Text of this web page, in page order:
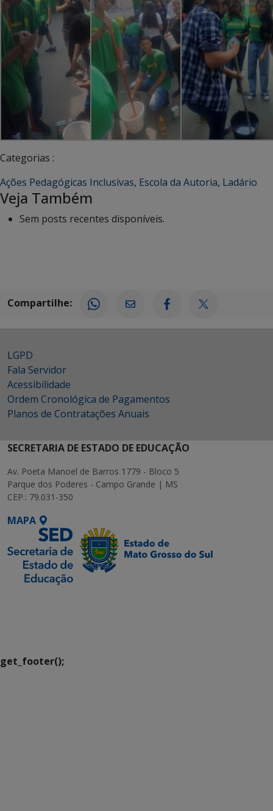
Categorias :
Ações Pedagógicas Inclusivas, Escola da Autoria, Ladário
Veja Também
Sem posts recentes disponíveis.
Compartilhe:
LGPD
Fala Servidor
Acessibilidade
Ordem Cronológica de Pagamentos
Planos de Contratações Anuais
SECRETARIA DE ESTADO DE EDUCAÇÃO
Av. Poeta Manoel de Barros 1779 - Bloco 5
Parque dos Poderes - Campo Grande | MS
CEP.: 79.031-350
MAPA
get_footer();